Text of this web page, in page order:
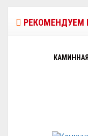
РЕКОМЕНДУЕМ
КАМИННАЯ